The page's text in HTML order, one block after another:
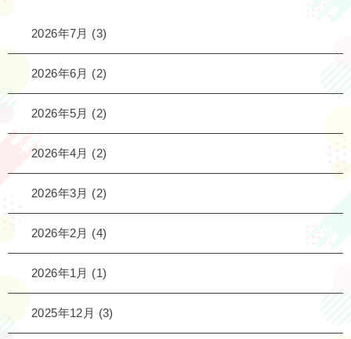
2026年7月 (3)
2026年6月 (2)
2026年5月 (2)
2026年4月 (2)
2026年3月 (2)
2026年2月 (4)
2026年1月 (1)
2025年12月 (3)